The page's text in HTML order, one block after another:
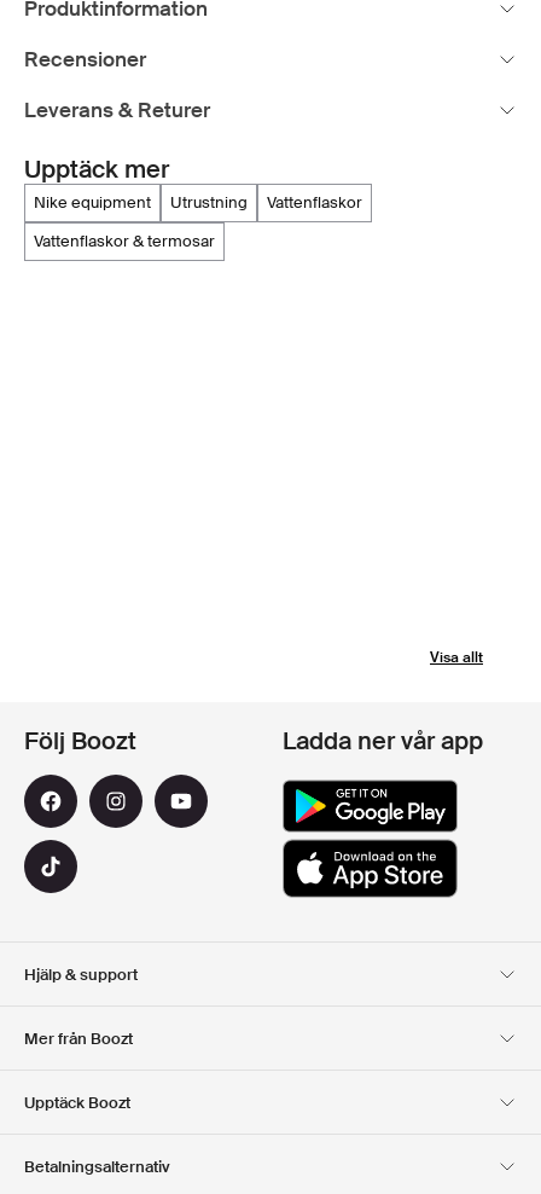
Produktinformation
Recensioner
Leverans & Returer
Upptäck mer
nike equipment utrustning
vattenflaskor
vattenflaskor & termosar
Visa allt
Hjälp & support
Mer från Boozt
Club Boozt
Upptäck Boozt
Följ Boozt Ladda ner vår app
Betalningsalternativ